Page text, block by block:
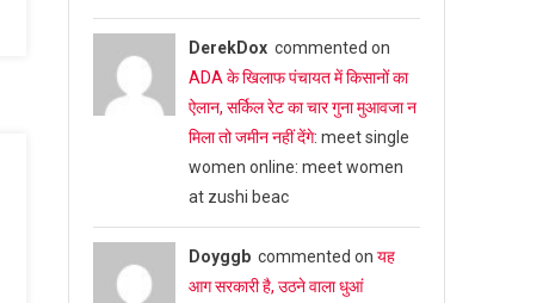
DerekDoxcommented on
ADA के खिलाफ पंचायत में किसानों का
ऐलान, सर्किल रेट का चार गुना मुआवजा न
मिला तो जमीन नहीं देंगे: meet single
women online: meet women
at zushi beac
Doyggbcommented on यह
आग सरकारी है, उठने वाला धुआं